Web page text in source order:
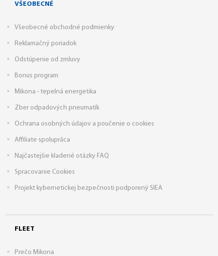
VŠEOBECNÉ
Všeobecné obchodné podmienky
Reklamačný poriadok
Odstúpenie od zmluvy
Bonus program
Mikona - tepelná energetika
Zber odpadových pneumatík
Ochrana osobných údajov a poučenie o cookies
Affiliate spolupráca
Najčastejšie kladené otázky FAQ
Spracovanie Cookies
Projekt kybernetickej bezpečnosti podporený SIEA
FLEET
Prečo Mikona